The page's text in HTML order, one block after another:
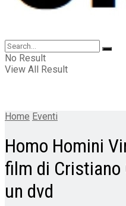
No Result
View All Result
Home Eventi
Homo Homini
film di
un dvd